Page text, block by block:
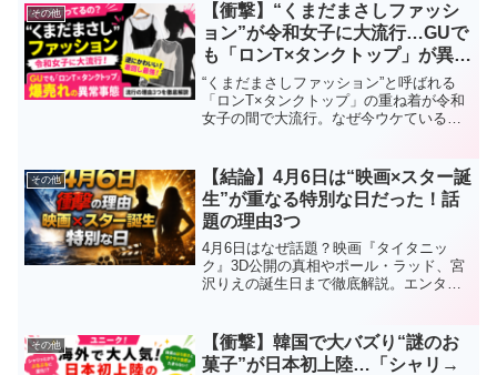
その他
【衝撃】“くまだまさしファッシ
ョン”が令和女子に大流行…GUで
も「ロンT×タンクトップ」が異例
ヒットの理由3つ
“くまだまさしファッション”と呼ばれる
「ロンT×タンクトップ」の重ね着が令和
女子の間で大流行。なぜ今ウケているの
す。
その他
【結論】4月6日は“映画×スター誕
生”が重なる特別な日だった！話
題の理由3つ
4月6日はなぜ話題？映画『タイタニッ
ク』3D公開の真相やポール・ラッド、宮
沢りえの誕生日まで徹底解説。エンタメ
その他
【衝撃】韓国で大バズり“謎のお
菓子”が日本初上陸…「シャリ→